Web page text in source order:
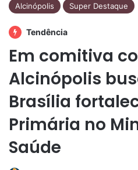
Alcinópolis Super Destaque
Tendência
Em comitiva
Alcinópolis
Brasília
Primária no
Saúde